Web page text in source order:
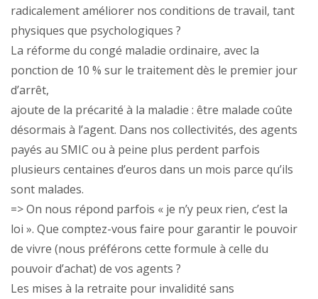
radicalement améliorer nos conditions de travail, tant
physiques que psychologiques ?
La réforme du congé maladie ordinaire, avec la
ponction de 10 % sur le traitement dès le premier jour
d’arrêt,
ajoute de la précarité à la maladie : être malade coûte
désormais à l’agent. Dans nos collectivités, des agents
payés au SMIC ou à peine plus perdent parfois
plusieurs centaines d’euros dans un mois parce qu’ils
sont malades.
=> On nous répond parfois « je n’y peux rien, c’est la
loi ». Que comptez-vous faire pour garantir le pouvoir
de vivre (nous préférons cette formule à celle du
pouvoir d’achat) de vos agents ?
Les mises à la retraite pour invalidité sans